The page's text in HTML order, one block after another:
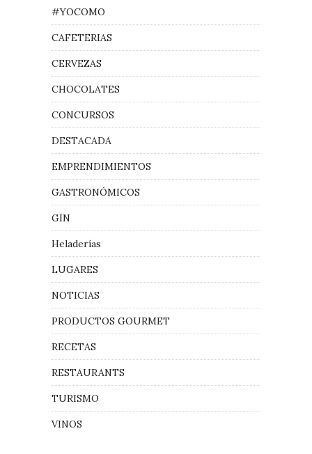
#YOCOMO
CAFETERIAS
CERVEZAS
CHOCOLATES
CONCURSOS
DESTACADA
EMPRENDIMIENTOS
GASTRONÓMICOS
GIN
Heladerías
LUGARES
NOTICIAS
PRODUCTOS GOURMET
RECETAS
RESTAURANTS
TURISMO
VINOS